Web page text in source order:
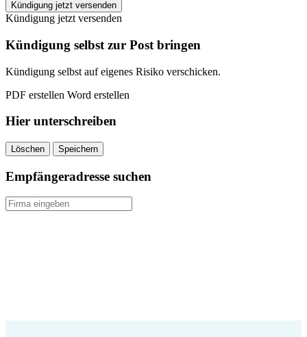
Gothaer
MediNatura
kündigen
quantity
Kündigung jetzt versenden
Kündigung jetzt versenden
Kündigung selbst zur Post bringen
Kündigung selbst auf eigenes Risiko verschicken.
PDF erstellen Word erstellen
Hier unterschreiben
Löschen Speichern
Empfängeradresse suchen